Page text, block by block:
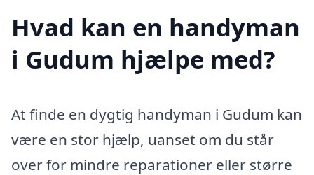
Hvad kan en handyman
i Gudum hjælpe med?
At finde en dygtig handyman i Gudum kan
være en stor hjælp, uanset om du står
over for mindre reparationer eller større